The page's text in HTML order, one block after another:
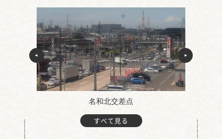
名和北交差点
すべて見る